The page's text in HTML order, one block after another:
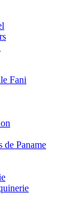
Fani
de Paname